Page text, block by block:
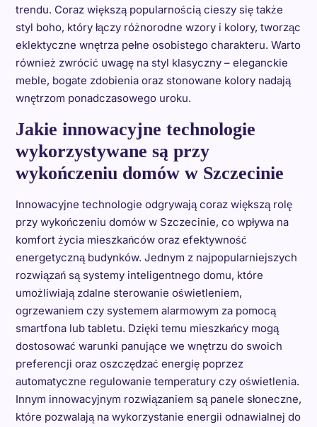
trendu. Coraz większą popularnością cieszy się także
styl boho, który łączy różnorodne wzory i kolory, tworząc
eklektyczne wnętrza pełne osobistego charakteru. Warto
również zwrócić uwagę na styl klasyczny – eleganckie
meble, bogate zdobienia oraz stonowane kolory nadają
wnętrzom ponadczasowego uroku.
Jakie innowacyjne technologie
wykorzystywane są przy
wykończeniu domów w Szczecinie
Innowacyjne technologie odgrywają coraz większą rolę
przy wykończeniu domów w Szczecinie, co wpływa na
komfort życia mieszkańców oraz efektywność
energetyczną budynków. Jednym z najpopularniejszych
rozwiązań są systemy inteligentnego domu, które
umożliwiają zdalne sterowanie oświetleniem,
ogrzewaniem czy systemem alarmowym za pomocą
smartfona lub tabletu. Dzięki temu mieszkańcy mogą
dostosować warunki panujące we wnętrzu do swoich
preferencji oraz oszczędzać energię poprzez
automatyczne regulowanie temperatury czy oświetlenia.
Innym innowacyjnym rozwiązaniem są panele słoneczne,
które pozwalają na wykorzystanie energii odnawialnej do